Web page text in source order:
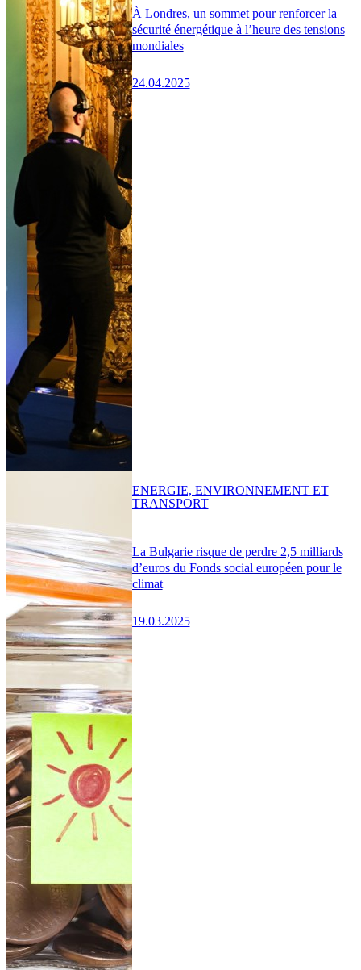
À Londres, un sommet pour renforcer la
sécurité énergétique à l’heure des tensions
mondiales
24.04.2025
La Bulgarie risque de perdre 2,5 milliards
d’euros du Fonds social européen pour le
climat
19.03.2025
ENERGIE, ENVIRONNEMENT ET
TRANSPORT